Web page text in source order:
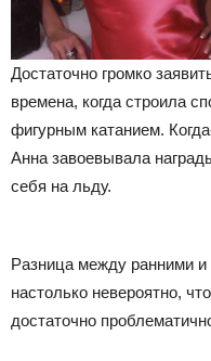
Достаточно громко
времена, когда строила
фигурным катанием.
Анна завоевывала
себя на льду.
Разница между ранними
настолько невероятно,
достаточно